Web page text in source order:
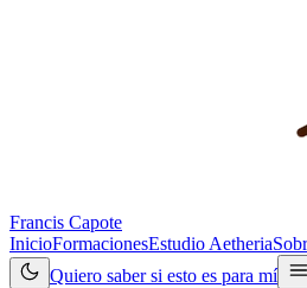
Francis Capote
InicioFormacionesEstudio Aetheria
Quiero saber si esto es para mí